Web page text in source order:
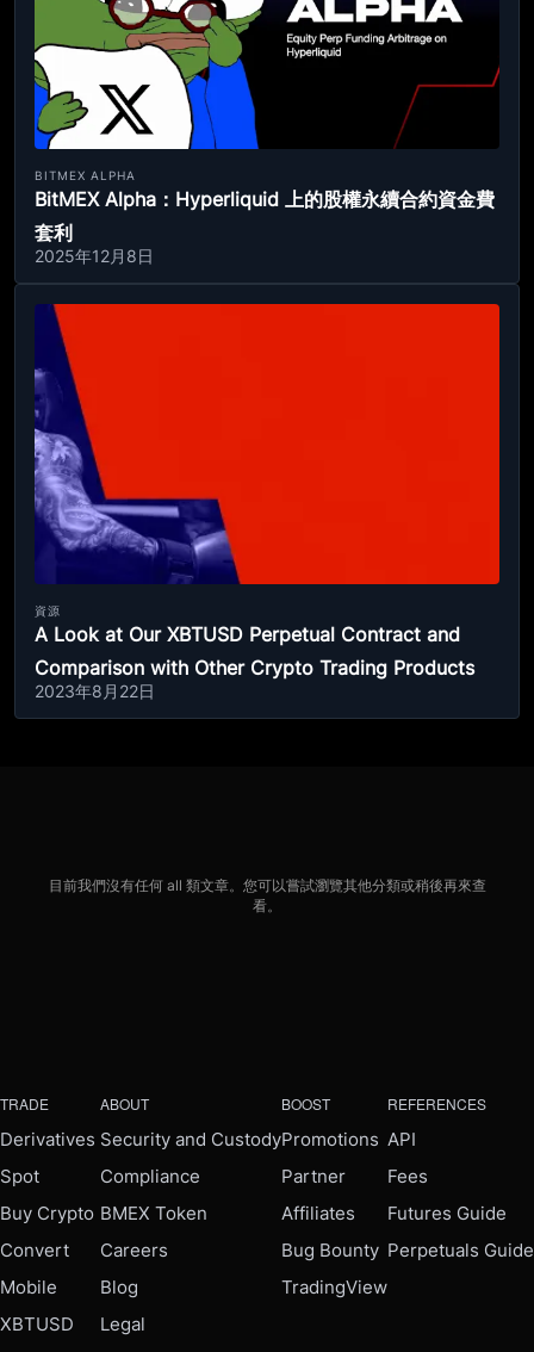
BITMEX ALPHA
BitMEX Alpha：Hyperliquid 上的股權永續合約資金費
套利
2025年12月8日
資源
A Look at Our XBTUSD Perpetual Contract and
Comparison with Other Crypto Trading Products
2023年8月22日
目前我們沒有任何 all 類文章。您可以嘗試瀏覽其他分類或稍後再來查
看。
TRADE
Derivatives
Spot
Buy Crypto
Convert
Mobile
XBTUSD
ABOUT
Security and Custody
Compliance
BMEX Token
Careers
Blog
Legal
BOOST
Promotions
Partner
Affiliates
Bug Bounty
TradingView
REFERENCES
API
Fees
Futures Guide
Perpetuals Guide